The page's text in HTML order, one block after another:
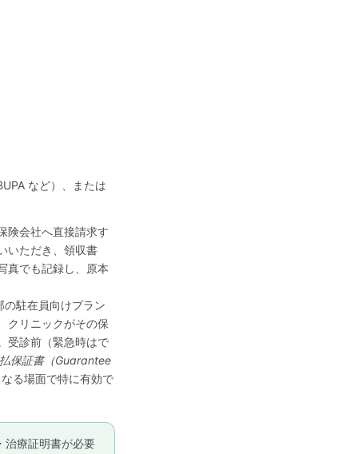
など）、または
険会社へ直接請求す
いただき、領収書
真でも記録し、原本
駐在員向けプラン
クリニックがその保
受診前（緊急時はで
払保証書（Guarantee
る場面で特に有効で
治療証明書が必要